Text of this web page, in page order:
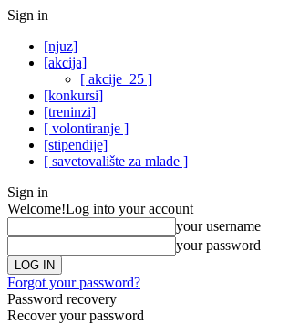
Sign in
[njuz]
[akcija]
[ akcije_25 ]
[konkursi]
[treninzi]
[ volontiranje ]
[stipendije]
[ savetovalište za mlade ]
Sign in
Welcome!Log into your account
your username
your password
Forgot your password?
Password recovery
Recover your password